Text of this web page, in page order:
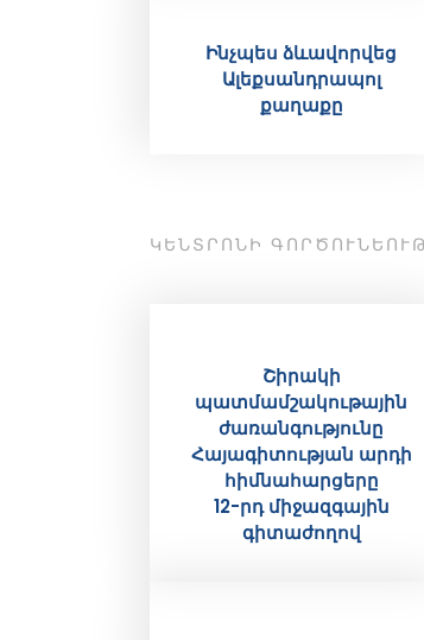
Ինչպես ձևավորվեց
Ալեքսանդրապոլ
քաղաքը
ԿԵՆՏՐՈՆԻ
Շիրակի
պատմամշակութային
ժառանգությունը
Հայագիտության արդի
հիմնահարցերը
12-րդ միջազգային
գիտաժողով